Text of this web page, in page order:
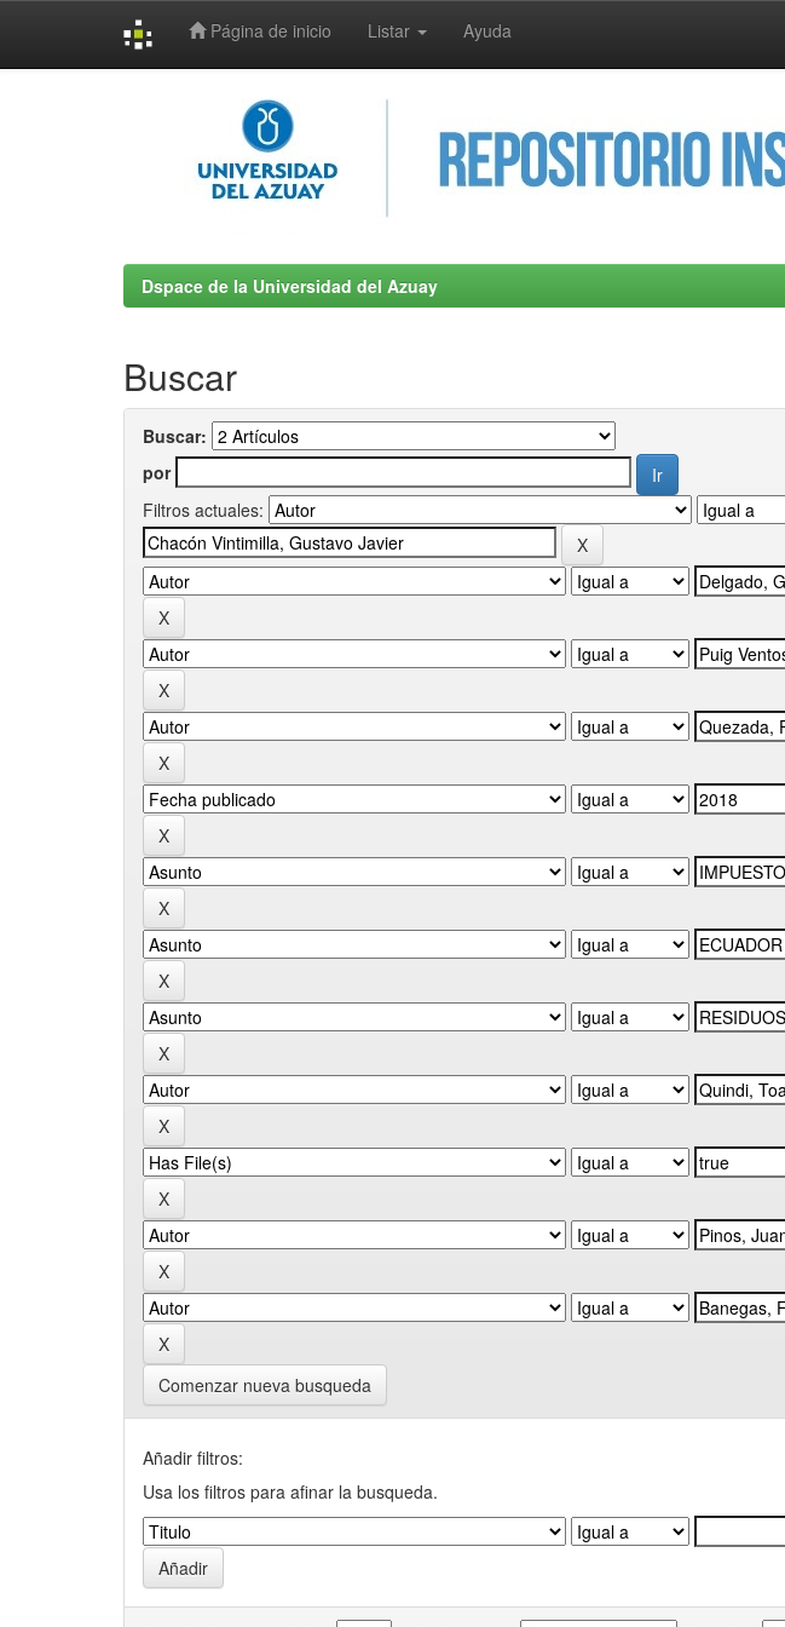
Página de inicio Listar Ayuda
Dspace de la Universidad del Azuay
Buscar
Buscar:
por
Filtros actuales:
Comenzar nueva busqueda
Añadir filtros:
Usa los filtros para afinar la busqueda.